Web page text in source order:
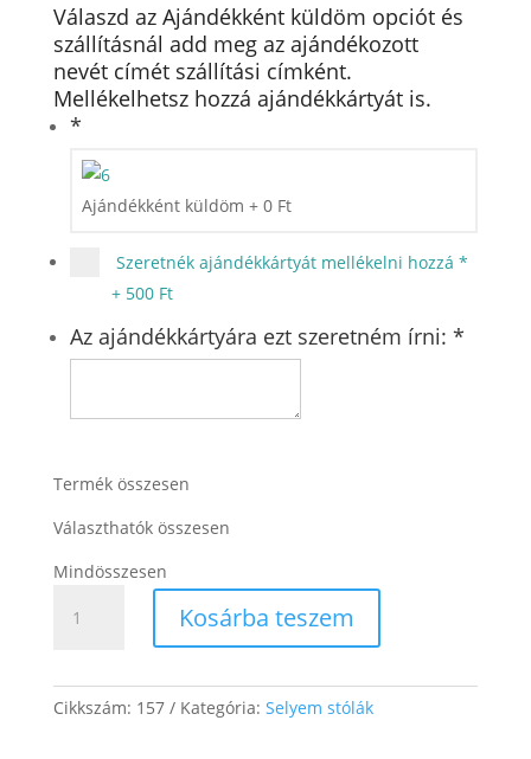
Válaszd az Ajándékként küldöm opciót és
szállításnál add meg az ajándékozott
nevét címét szállítási címként.
Mellékelhetsz hozzá ajándékkártyát is.
*
Ajándékként küldöm + 0 Ft
Szeretnék ajándékkártyát mellékelni hozzá *
+ 500 Ft
Az ajándékkártyára ezt szeretném írni: *
Termék összesen
Választhatók összesen
Mindösszesen
mennyiség
Kosárba teszem
Cikkszám: 157 Kategória: Selyem stólák